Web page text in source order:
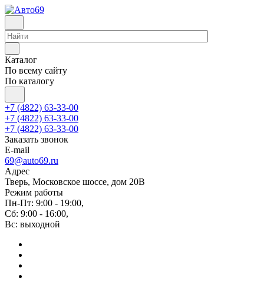
Каталог
По всему сайту
По каталогу
+7 (4822) 63-33-00
+7 (4822) 63-33-00
+7 (4822) 63-33-00
Заказать звонок
E-mail
69@auto69.ru
Адрес
Тверь, Московское шоссе, дом 20В
Режим работы
Пн-Пт: 9:00 - 19:00,
Сб: 9:00 - 16:00,
Вс: выходной